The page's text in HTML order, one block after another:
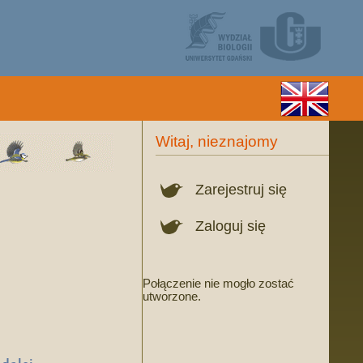
Witaj, nieznajomy
Zarejestruj się
Zaloguj się
Połączenie nie mogło zostać
utworzone.